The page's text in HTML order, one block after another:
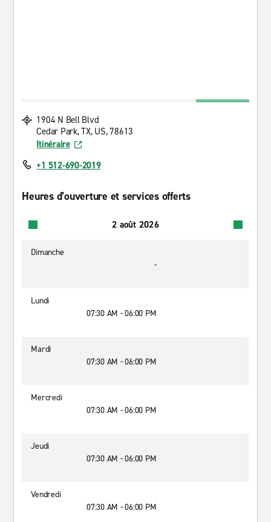
1904 N Bell Blvd
Cedar Park, TX, US, 78613
Itinéraire
+1 512-690-2019
Heures d’ouverture et services offerts
2 août 2026
Dimanche
-
Lundi
07:30 AM - 06:00 PM
Mardi
07:30 AM - 06:00 PM
Mercredi
07:30 AM - 06:00 PM
Jeudi
07:30 AM - 06:00 PM
Vendredi
07:30 AM - 06:00 PM